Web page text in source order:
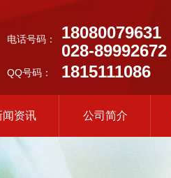
电话号码： 18080079631
028-89992672
QQ号码： 1815111086
闻资讯 公司简介